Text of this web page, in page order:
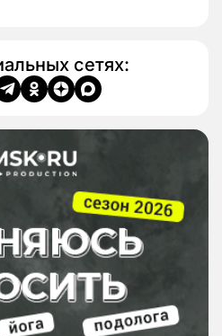
сетях: